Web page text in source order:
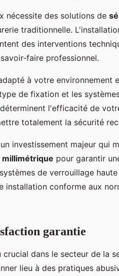
nécessite des solutions de
traditionnelle.
des interventions
faire professionnel.
à votre environnement
de fixation et les
l'efficacité de
totalement la sécurité
investissement majeur qui
millimétrique pour garantir
de verrouillage haute
installation conforme aux
garantie
dans le secteur de la
lieu à des pratiques